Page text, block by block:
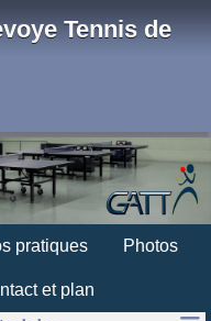
Tennis de
pratiques Photos
et plan